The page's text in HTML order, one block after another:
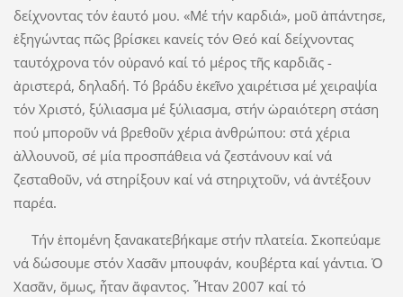
δείχνοντας τόν ἑαυτό μου. «Μέ τήν καρδιά», μοῦ ἀπάντησε,
ἐξηγώντας πῶς βρίσκει κανείς τόν Θεό καί δείχνοντας
ταυτόχρονα τόν οὐρανό καί τό μέρος τῆς καρδιᾶς -
ἀριστερά, δηλαδή. Τό βράδυ ἐκεῖνο χαιρέτισα μέ χειραψία
τόν Χριστό, ξύλιασμα μέ ξύλιασμα, στήν ὡραιότερη στάση
πού μποροῦν νά βρεθοῦν χέρια ἀνθρώπου: στά χέρια
ἀλλουνοῦ, σέ μία προσπάθεια νά ζεστάνουν καί νά
ζεσταθοῦν, νά στηρίξουν καί νά στηριχτοῦν, νά ἀντέξουν
παρέα.
Τήν ἑπομένη ξανακατεβήκαμε στήν πλατεία. Σκοπεύαμε
νά δώσουμε στόν Χασᾶν μπουφάν, κουβέρτα καί γάντια. Ὁ
Χασᾶν, ὅμως, ἦταν ἄφαντος. Ἦταν 2007 καί τό